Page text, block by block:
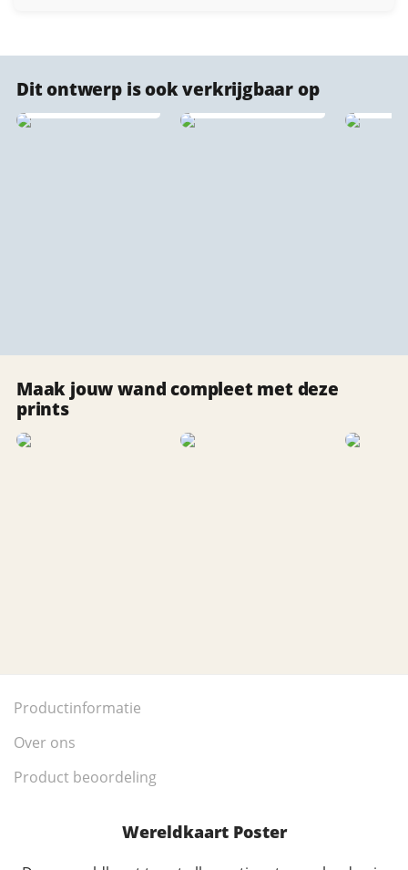
Dit ontwerp is ook verkrijgbaar op
Akoestische
stadsprint
Maak jouw wand compleet met deze
prints
Productinformatie
Over ons
Product beoordeling
Wereldkaart Poster